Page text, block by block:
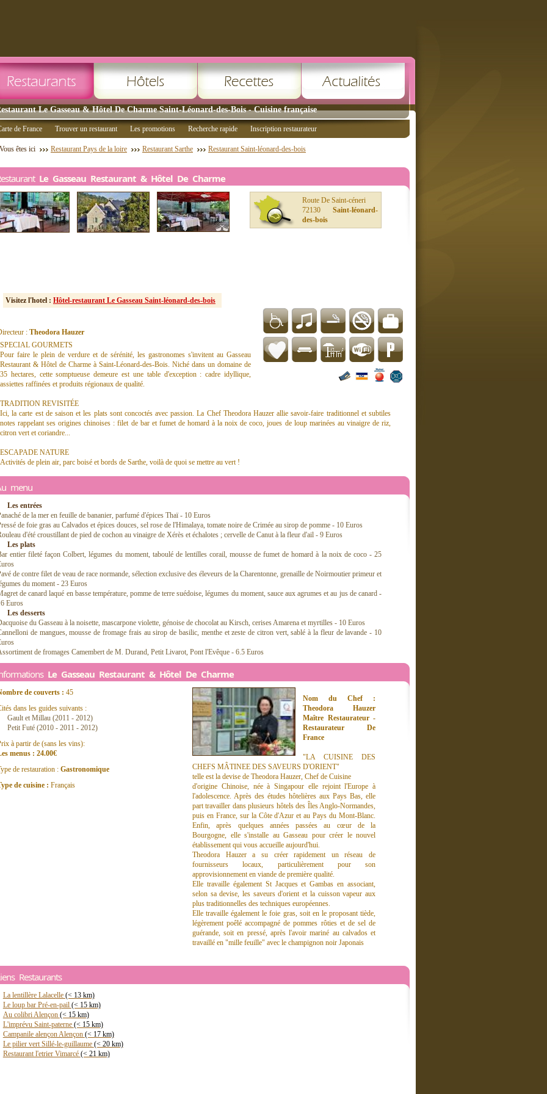
Le Gasseau & Hôtel De Charme Saint-Léonard-des-Bois - Cuisine française
de France Trouver un restaurant Les promotions Recherche rapide Inscription restaurateur
Vous êtes ici Restaurant Pays de la loire Restaurant Sarthe Restaurant Saint-léonard-des-bois
Le Gasseau Restaurant & Hôtel De Charme
Route De Saint-céneri
72130Saint-léonard-
des-bois
Visitez l'hotel : Hôtel-restaurant Le Gasseau Saint-léonard-des-bois
: Theodora Hauzer
SPECIAL GOURMETS
Pour faire le plein de verdure et de sérénité, les gastronomes s'invitent au Gasseau
Restaurant & Hôtel de Charme à Saint-Léonard-des-Bois. Niché dans un domaine de
35 hectares, cette somptueuse demeure est une table d'exception : cadre idyllique,
assiettes raffinées et produits régionaux de qualité.
TRADITION REVISITÉE
Ici, la carte est de saison et les plats sont concoctés avec passion. La Chef Theodora Hauzer allie savoir-faire traditionnel et subtiles
notes rappelant ses origines chinoises : filet de bar et fumet de homard à la noix de coco, joues de loup marinées au vinaigre de riz,
citron vert et coriandre...
ESCAPADE NATURE
Activités de plein air, parc boisé et bords de Sarthe, voilà de quoi se mettre au vert !
menu
Les entrées
de la mer en feuille de bananier, parfumé d'épices Thaï - 10 Euros
de foie gras au Calvados et épices douces, sel rose de l'Himalaya, tomate noire de Crimée au sirop de pomme - 10 Euros
d'été croustillant de pied de cochon au vinaigre de Xérès et échalotes ; cervelle de Canut à la fleur d'ail - 9 Euros
Les plats
entier fileté façon Colbert, légumes du moment, taboulé de lentilles corail, mousse de fumet de homard à la noix de coco - 25
de contre filet de veau de race normande, sélection exclusive des éleveurs de la Charentonne, grenaille de Noirmoutier primeur et
du moment - 23 Euros
de canard laqué en basse température, pomme de terre suédoise, légumes du moment, sauce aux agrumes et au jus de canard -
Euros
Les desserts
du Gasseau à la noisette, mascarpone violette, génoise de chocolat au Kirsch, cerises Amarena et myrtilles - 10 Euros
de mangues, mousse de fromage frais au sirop de basilic, menthe et zeste de citron vert, sablé à la fleur de lavande - 10
de fromages Camembert de M. Durand, Petit Livarot, Pont l'Evêque - 6.5 Euros
Le Gasseau Restaurant & Hôtel De Charme
de couverts : 45
dans les guides suivants :
Gault et Millau (2011 - 2012)
Petit Futé (2010 - 2011 - 2012)
à partir de (sans les vins):
menus : 24.00€
de restauration : Gastronomique
de cuisine : Français
Nom du Chef :
Theodora Hauzer
Maître Restaurateur -
Restaurateur De
France
"LA CUISINE DES
CHEFS MÂTINEE DES SAVEURS D'ORIENT"
telle est la devise de Theodora Hauzer, Chef de Cuisine
d'origine Chinoise, née à Singapour elle rejoint l'Europe à
l'adolescence. Après des études hôtelières aux Pays Bas, elle
part travailler dans plusieurs hôtels des Îles Anglo-Normandes,
puis en France, sur la Côte d'Azur et au Pays du Mont-Blanc.
Enfin, après quelques années passées au cœur de la
Bourgogne, elle s'installe au Gasseau pour créer le nouvel
établissement qui vous accueille aujourd'hui.
Theodora Hauzer a su créer rapidement un réseau de
fournisseurs locaux, particulièrement pour son
approvisionnement en viande de première qualité.
Elle travaille également St Jacques et Gambas en associant,
selon sa devise, les saveurs d'orient et la cuisson vapeur aux
plus traditionnelles des techniques européennes.
Elle travaille également le foie gras, soit en le proposant tiède,
légèrement poêlé accompagné de pommes rôties et de sel de
guérande, soit en pressé, après l'avoir mariné au calvados et
travaillé en "mille feuille" avec le champignon noir Japonais
Restaurants
La lentillère Lalacelle (< 13 km)
Le loup bar Pré-en-pail (< 15 km)
Au colibri Alençon (< 15 km)
L'imprévu Saint-paterne (< 15 km)
Campanile alençon Alençon (< 17 km)
Le pilier vert Sillé-le-guillaume (< 20 km)
Restaurant l'etrier Vimarcé (< 21 km)